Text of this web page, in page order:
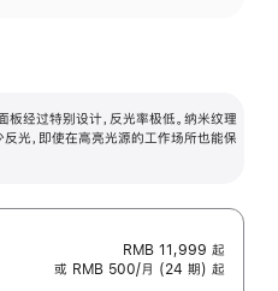
板经过特别设计，反光率极低。纳米纹理
光，即使在高亮光源的工作场所也能保
RMB 11,999 起
或 RMB 500/月 (24 期) 起